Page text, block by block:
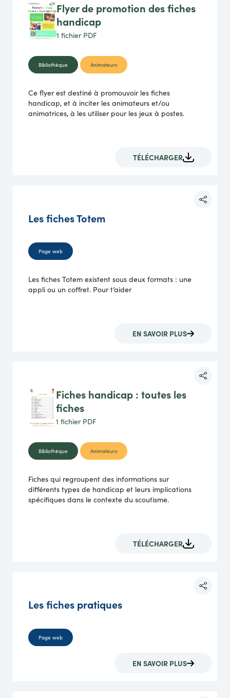
Flyer de promotion des fiches
handicap
1 fichier PDF
Bibliothèque Animateurs
Ce flyer est destiné à promouvoir les fiches
handicap, et à inciter les animateurs et/ou
animatrices, à les utiliser pour les jeux à postes.
TÉLÉCHARGER
Les fiches Totem
Page web
Les fiches Totem existent sous deux formats : une
appli ou un coffret. Pour t’aider
EN SAVOIR PLUS
Fiches handicap : toutes les
fiches
1 fichier PDF
Bibliothèque Animateurs
Fiches qui regroupent des informations sur
différents types de handicap et leurs implications
spécifiques dans le contexte du scoutisme.
TÉLÉCHARGER
Les fiches pratiques
Page web
EN SAVOIR PLUS